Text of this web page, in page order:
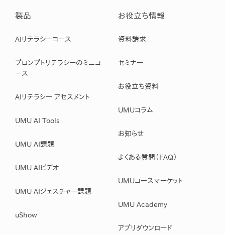
製品
AIリテラシーコース
プロンプトリテラシーのミニコ
ース
AIリテラシー アセスメント
UMU AI Tools
UMU AI課題
UMU AIビデオ
UMU AIジェスチャー課題
uShow
お役立ち情報
資料請求
セミナー
お役立ち資料
UMUコラム
お知らせ
よくある質問（FAQ）
UMUコースマーケット
UMU Academy
アプリダウンロード